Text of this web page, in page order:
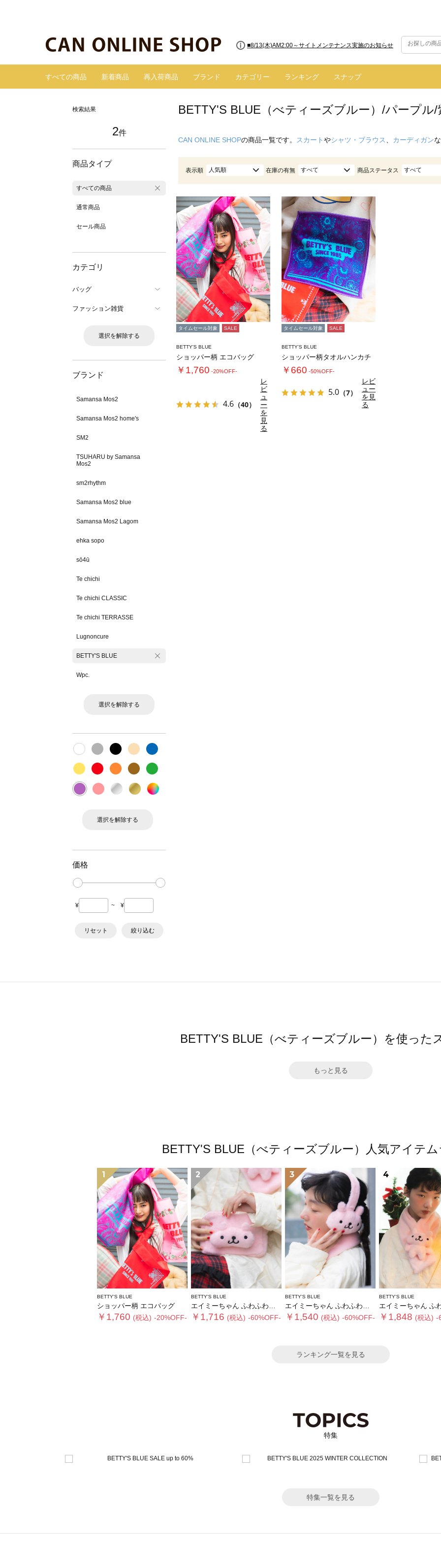
■8/13(木)AM2:00～サイトメンテナンス実施のお知らせ
すべての商品 新着商品 再入荷商品 ブランド カテゴリー ランキング スナップ
検索結果
2件
商品タイプ
すべての商品
通常商品
セール商品
カテゴリ
バッグ
ファッション雑貨
選択を解除する
ブランド
Samansa Mos2
Samansa Mos2 home's
SM2
TSUHARU by Samansa
Mos2
sm2rhythm
Samansa Mos2 blue
Samansa Mos2 Lagom
ehka sopo
sō4ū
Te chichi
Te chichi CLASSIC
Te chichi TERRASSE
Lugnoncure
BETTY'S BLUE
Wpc.
選択を解除する
選択を解除する
価格
¥ ~ ¥
リセット 絞り込む
BETTY'S BLUE（べティーズブルー）/パープル/
CAN ONLINE SHOPの商品一覧です。 スカートやシャツ・ブラウス カーディガン
表示順 人気順 在庫の有無 すべて 商品ステータス すべて
お気に入り
タイムセール対象 SALE
BETTY'S BLUE
ショッパー柄 エコバッグ
￥1,760 -20%OFF-
4.6 （40）
レ
ビ
ュ
ー
を
見
る
お気に入り
タイムセール対象 SALE
BETTY'S BLUE
ショッパー柄タオルハンカチ
￥660 -50%OFF-
5.0 （7）
レビ
ュー
を見
る
BETTY'S BLUE（べティーズブルー）を使った
もっと見る
BETTY'S BLUE（べティーズブルー）人気アイテ
1
BETTY'S BLUE
ショッパー柄 エコバッグ
￥1,760 (税込) -20%OFF-
2
BETTY'S BLUE
エイミーちゃん ふわふわショルダーバッグ
￥1,716 (税込) -60%OFF-
3
BETTY'S BLUE
エイミーちゃん ふわふわイヤーマフ
￥1,540 (税込) -60%OFF-
4
BETTY'S BLUE
エイミーちゃん ふわふわテ
￥1,848 (税込) -
ランキング一覧を見る
特集
特集一覧を見る